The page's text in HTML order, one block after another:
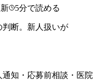
5分で読める
通知・応募前相談・医院